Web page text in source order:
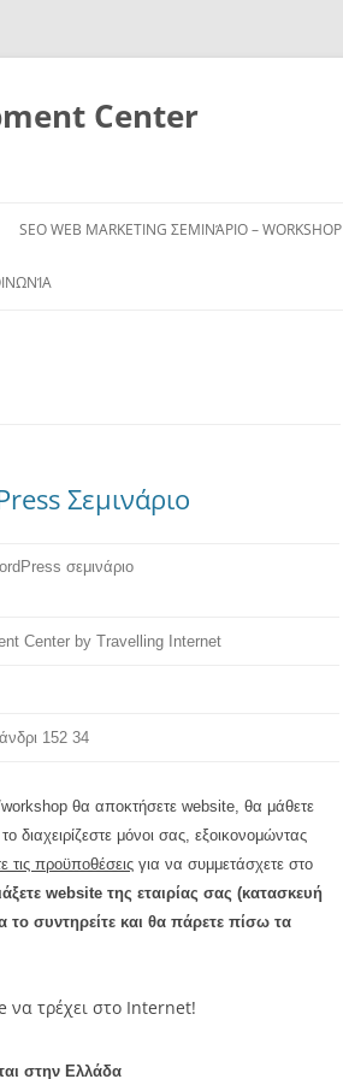
Center
SEO WEB MARKETING ΣΕΜΙΝΆΡΙΟ – WORKSHOP
Σεμινάριο
σεμινάριο
Center by Travelling Internet
152 34
workshop θα αποκτήσετε website, θα μάθετε
διαχειρίζεστε μόνοι σας, εξοικονομώντας
τις προϋποθέσεις για να συμμετάσχετε στο
website της εταιρίας σας (κατασκευή
το συντηρείτε και θα πάρετε πίσω τα
να τρέχει στο Internet!
στην Ελλάδα